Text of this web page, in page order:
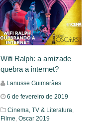
Wifi Ralph: a amizade
quebra a internet?
Lanusse Guimarães
6 de fevereiro de 2019
Cinema, TV & Literatura,
Filme, Oscar 2019